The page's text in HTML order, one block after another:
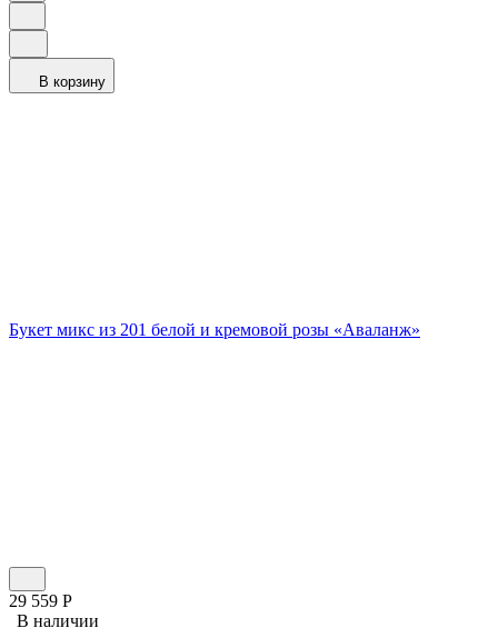
В корзину
Букет микс из 201 белой и кремовой розы «Аваланж»
29 559 Р
В наличии